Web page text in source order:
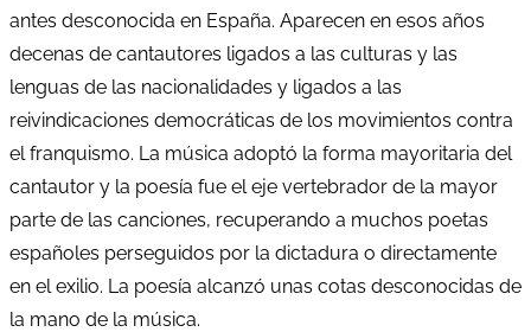
antes desconocida en España. Aparecen en esos años
decenas de cantautores ligados a las culturas y las
lenguas de las nacionalidades y ligados a las
reivindicaciones democráticas de los movimientos contra
el franquismo. La música adoptó la forma mayoritaria del
cantautor y la poesía fue el eje vertebrador de la mayor
parte de las canciones, recuperando a muchos poetas
españoles perseguidos por la dictadura o directamente
en el exilio. La poesía alcanzó unas cotas desconocidas de
la mano de la música.